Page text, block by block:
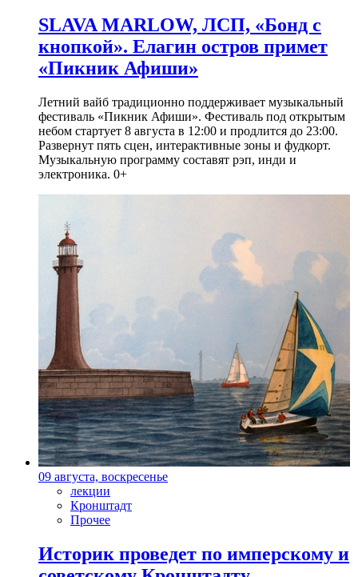
SLAVA MARLOW, ЛСП, «Бонд с
кнопкой». Елагин остров примет
«Пикник Афиши»
Летний вайб традиционно поддерживает музыкальный
фестиваль «Пикник Афиши». Фестиваль под открытым
небом стартует 8 августа в 12:00 и продлится до 23:00.
Развернут пять сцен, интерактивные зоны и фудкорт.
Музыкальную программу составят рэп, инди и
электроника. 0+
09 августа, воскресенье
лекции
Кронштадт
Прочее
Историк проведет по имперскому и